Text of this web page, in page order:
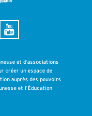
et d’associations
créer un espace de
auprès des pouvoirs
et l’Éducation